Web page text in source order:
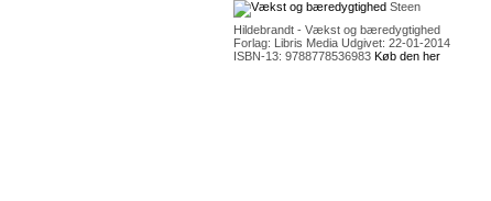
Steen
Hildebrandt - Vækst og bæredygtighed
Forlag: Libris Media Udgivet: 22-01-2014
ISBN-13: 9788778536983 Køb den her